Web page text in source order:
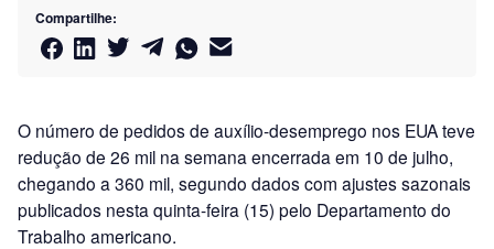
Compartilhe:
O número de pedidos de auxílio-desemprego nos EUA teve
redução de 26 mil na semana encerrada em 10 de julho,
chegando a 360 mil, segundo dados com ajustes sazonais
publicados nesta quinta-feira (15) pelo Departamento do
Trabalho americano.